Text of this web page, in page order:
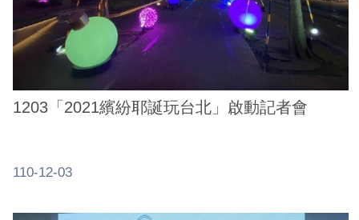
政
網
站
開
1203「2021繽紛耶誕玩台北」啟動記者會
110-12-03